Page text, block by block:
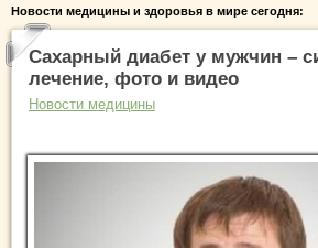
Новости медицины и здоровья в мире сегодня:
Сахарный диабет у мужчин –
лечение, фото и видео
Новости медицины